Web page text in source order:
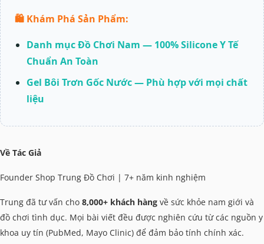
🛍️ Khám Phá Sản Phẩm:
Danh mục Đồ Chơi Nam — 100% Silicone Y Tế
Chuẩn An Toàn
Gel Bôi Trơn Gốc Nước — Phù hợp với mọi chất
liệu
Về Tác Giả
Founder Shop Trung Đồ Chơi | 7+ năm kinh nghiệm
Trung đã tư vấn cho 8,000+ khách hàng về sức khỏe nam giới và
đồ chơi tình dục. Mọi bài viết đều được nghiên cứu từ các nguồn y
khoa uy tín (PubMed, Mayo Clinic) để đảm bảo tính chính xác.